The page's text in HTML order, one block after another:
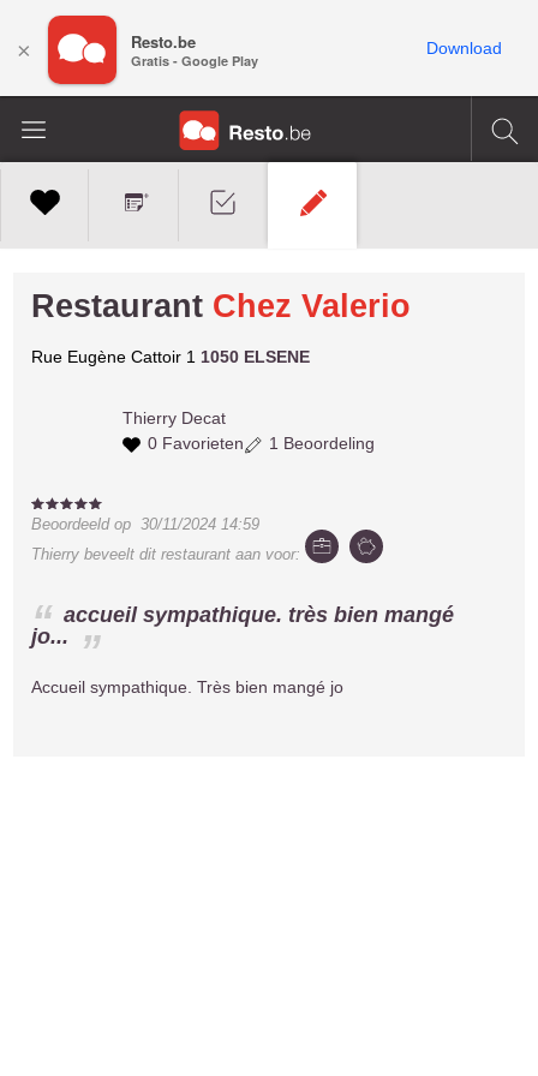
Restaurant Chez Valerio
Rue Eugène Cattoir 1 1050 ELSENE
Thierry Decat
0 Favorieten
1 Beoordeling
Beoordeeld op30/11/2024 14:59
Thierry beveelt dit restaurant aan voor:
accueil sympathique. très bien mangé
jo...
Accueil sympathique. Très bien mangé jo
× Resto.be
Gratis - Google Play
Download